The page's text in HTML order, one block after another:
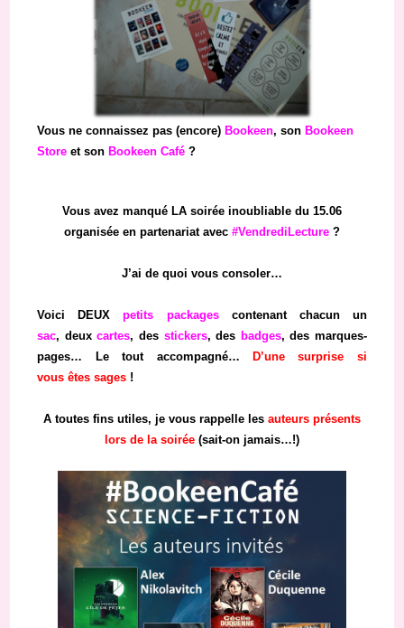
Vous ne connaissez pas (encore) Bookeen, son Bookeen
Store et son Bookeen Café ?
Vous avez manqué LA soirée inoubliable du 15.06
organisée en partenariat avec #VendrediLecture ?
J’ai de quoi vous consoler…
Voici DEUXpetits packagescontenant chacun un
sac, deuxcartes, des stickers, des badges, des marques-
pages…
Le tout accompagné…
D’une surprise si
vous êtes sages !
A toutes fins utiles, je vous rappelle les auteurs présents
lors de la soirée (sait-on jamais…!)